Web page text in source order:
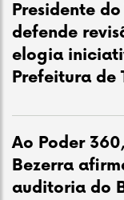
Presidente do
defende
elogia
Prefeitura de
Ao Poder
Bezerra
auditoria do